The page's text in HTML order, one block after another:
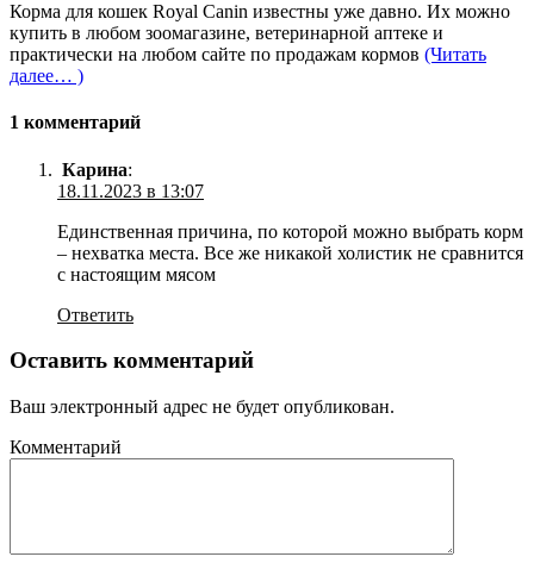
Корма для кошек Royal Canin известны уже давно. Их можно
купить в любом зоомагазине, ветеринарной аптеке и
практически на любом сайте по продажам кормов (Читать
далее… )
1 комментарий
Карина:
18.11.2023 в 13:07
Единственная причина, по которой можно выбрать корм
– нехватка места. Все же никакой холистик не сравнится
с настоящим мясом
Ответить
Оставить комментарий
Ваш электронный адрес не будет опубликован.
Комментарий